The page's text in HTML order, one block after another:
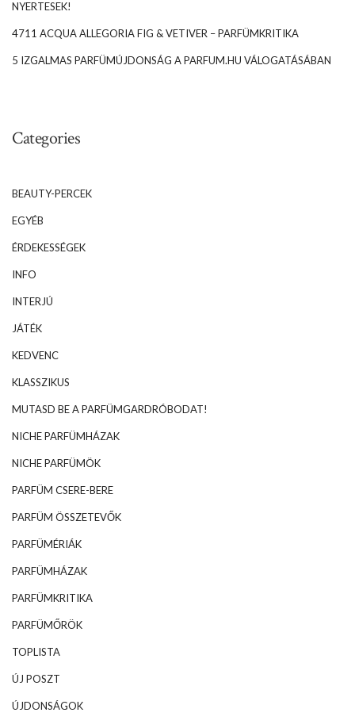
NYERTESEK!
4711 ACQUA ALLEGORIA FIG & VETIVER – PARFÜMKRITIKA
5 IZGALMAS PARFÜMÚJDONSÁG A PARFUM.HU VÁLOGATÁSÁBAN
Categories
BEAUTY-PERCEK
EGYÉB
ÉRDEKESSÉGEK
INFO
INTERJÚ
JÁTÉK
KEDVENC
KLASSZIKUS
MUTASD BE A PARFÜMGARDRÓBODAT!
NICHE PARFÜMHÁZAK
NICHE PARFÜMÖK
PARFÜM CSERE-BERE
PARFÜM ÖSSZETEVŐK
PARFÜMÉRIÁK
PARFÜMHÁZAK
PARFÜMKRITIKA
PARFÜMŐRÖK
TOPLISTA
ÚJ POSZT
ÚJDONSÁGOK